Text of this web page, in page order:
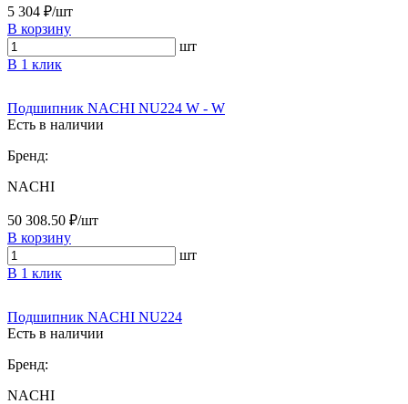
5 304 ₽/шт
В корзину
шт
В 1 клик
Подшипник NACHI NU224 W - W
Есть в наличии
Бренд:
NACHI
50 308.50 ₽/шт
В корзину
шт
В 1 клик
Подшипник NACHI NU224
Есть в наличии
Бренд:
NACHI